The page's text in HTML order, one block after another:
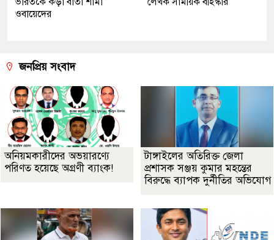
ওবায়েদের
জনপ্রিয় সংবাদ
অনিয়মকারীদের অভয়ারণ্যে
পরিণত হয়েছে অগ্রণী ব্যাংক!
টাঙ্গাইলের অতিরিক্ত জেলা
প্রশাসক সঞ্জয় কুমার মহন্তের
বিরুদ্ধে ব্যাপক দুর্নীতির অভিযোগ